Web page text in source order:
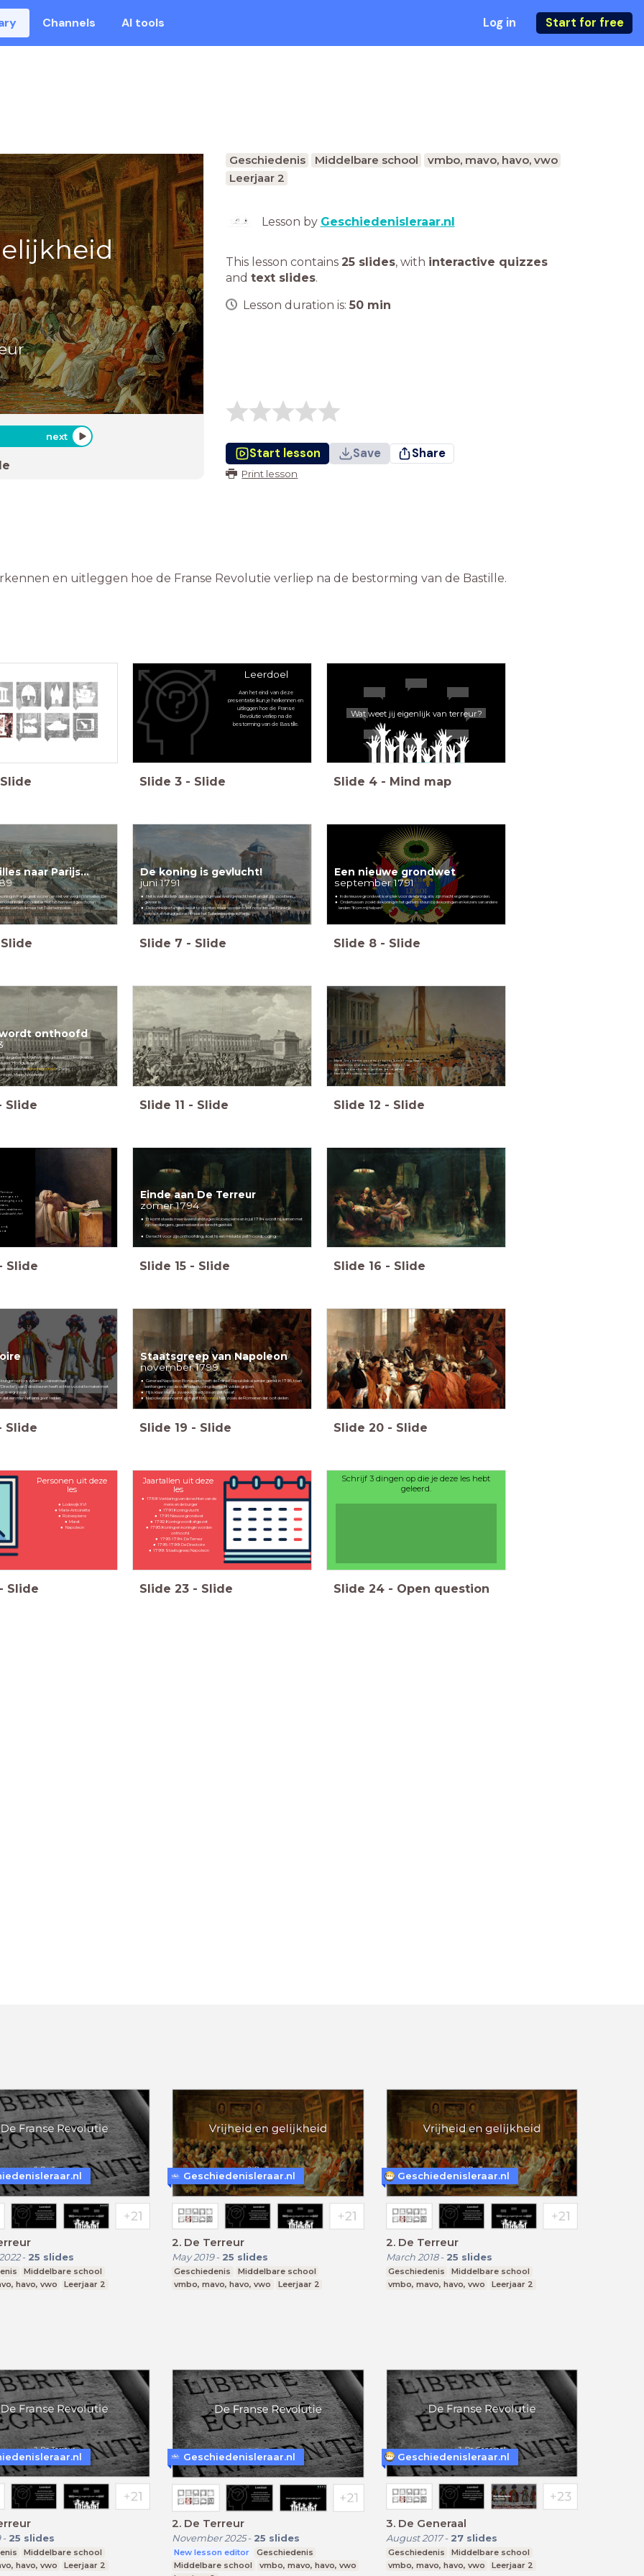
Channels AI tools Log in Start for free
next
Geschiedenis Middelbare school
vmbo, mavo, havo, vwo
Leerjaar 2
Lesson by Geschiedenisleraar.nl
This lesson contains 25 slides, with interactive quizzes
and text slides.
Lesson duration is: 50 min
Start lesson Save Share
Print lesson
en uitleggen hoe de Franse Revolutie verliep na de bestorming van de Bastille.
Slide
Leerdoel
Aan het eind van deze
presentatie kun je herkennen en
uitleggen hoe de Franse
Revolutie verliep na de
bestorming van de Bastille.
Slide 3 - Slide
Wat weet jij eigenlijk van terreur?
Slide 4 - Mind map
naar Parijs...
in Parijs gaat wonen, en niet ver weg in Versailles. De
in de hoop dat er niet op hen werd geschoten.
verhuisde naar het Tuilerieënpaleis.
Slide
De koning is gevlucht!
juni 1791
Het is wel duidelijk dat de koning nog maar weinig macht heeften dat zijn positie in
gevaar is.
De koninklijke familie besluit te vluchten, maar worden in het noorden van Frankrijk
betrapt en teruggebracht naar het Tuilerieënpaleis in Parijs.
Slide 7 - Slide
Een nieuwe grondwet
september 1791
In de nieuwe grondwet is er plek voor de koning, al is zijn macht erg klein geworden.
Ondertussen zoekt de koning in het geheim steun bij de koningen en keizers van andere
landen: "Kom mij helpen!"
Slide 8 - Slide
onthoofd
de geheime briefwisseling tussen Lodewijk en de
"Hoogveraad!"
enterechtgesteldin Parijs.
Marie Antoinette.
Slide Slide 11 - Slide
Marie Antoinette werd door het volk enorm gehaat.
Dit kwam vooral door haar luxe levensstijl en de
grote hoeveelheden geld die ze uitgaf aan
haar hofhouding, kleding en sieraden.
Slide 12 - Slide
Terreur.
een groot
hij ook
stak hem
volbracht; het
Slide
Einde aan De Terreur
zomer 1794
Er komt steeds meer weerstand tegen Robespierre en in juli 1794 wordt hij, samen met
zijn handlangers, gearresteerd en terechtgesteld.
De nacht voor zijn onthoofding, doet hij een mislukte zelfmoordpoging.
Slide 15 - Slide Slide 16 - Slide
burgeroorlog, willen de Fransen rust.
van 5 directeuren heeft echter vooral te maken met
is erg zwak.
dat één man het land gaat redden...
Slide
Staatsgreep van Napoleon
november 1799
Generaal Napoleon Bonaparte heeft de Franse Republiek al eerder gered: in 1795, toen
aanhangers van de overleden koning de macht wilden grijpen.
Hij is klaar met de zwakke Directoire en zet hen af.
Napoleon benoemt zichzelf totconsul. Net zoals de Romeinen dat ooit deden.
Slide 19 - Slide Slide 20 - Slide
Personen uit deze
les
Lodewijk XVI
Marie-Antoinette
Robespierre
Marat
Napoleon
- Slide
Jaartallen uit deze
les
1789: Verklaring van de rechten van de
mens en de burger
1791: Koning vlucht
1791: Nieuwe grondwet
1792: Koning wordt afgezet
1793: Koning en koningin worden
onthoofd
1793-1794: De Terreur
1795-1799: De Directoire
1799: Staatsgreep Napoleon
Slide 23 - Slide
Schrijf 3 dingen op die je deze les hebt
geleerd.
Slide 24 - Open question
- 25 slides
Middelbare school
havo, vwo
Leerjaar 2
2. De Terreur
May 2019- 25 slides
Geschiedenis
Middelbare school
vmbo, mavo, havo, vwo
Leerjaar 2
Geschiedenisleraar.nl
2. De Terreur
March 2018- 25 slides
Geschiedenis
Middelbare school
vmbo, mavo, havo, vwo
Leerjaar 2
Geschiedenisleraar.nl
- 25 slides
Middelbare school
havo, vwo
Leerjaar 2
2. De Terreur
November 2025- 25 slides
New lesson editor
Geschiedenis
Middelbare school
vmbo, mavo, havo, vwo
Geschiedenisleraar.nl
3. De Generaal
August 2017- 27 slides
Geschiedenis
Middelbare school
vmbo, mavo, havo, vwo
Leerjaar 2
Geschiedenisleraar.nl